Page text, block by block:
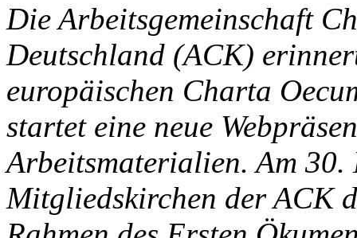
Die Arbeitsgemeinschaft
Deutschland (ACK)
europäischen Charta
startet eine neue
Arbeitsmaterialien. Am
Mitgliedskirchen der ACK